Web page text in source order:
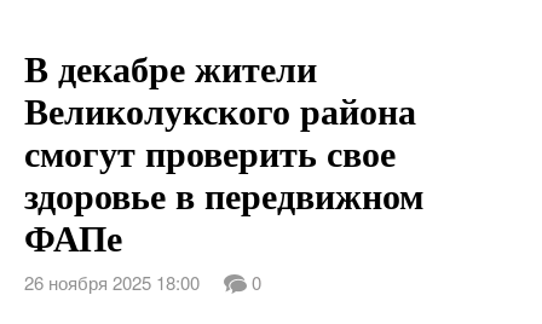
Слово Дело
Народные
ВТРК
В декабре жители
Великолукского района
смогут проверить свое
здоровье в передвижном
ФАПе
26 ноября 2025 18:00 0